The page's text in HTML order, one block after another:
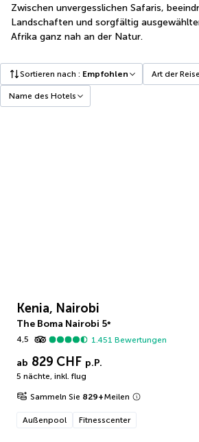
Zwischen unvergesslichen Safaris,
Landschaften und sorgfältig
Afrika ganz nah an der Natur.
Sortieren nach : Empfohlen Art der Reise
Name des Hotels
Kenia, Nairobi
The Boma Nairobi 5*
4,5
1.451 Bewertungen
ab 829 CHF p.P.
5 nächte, inkl. flug
Sammeln Sie 829+Meilen
Außenpool Fitnesscenter